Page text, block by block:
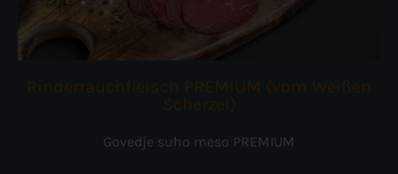
Govedje suho meso PREMIUM